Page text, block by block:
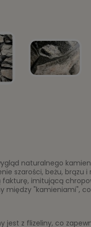
naturalnego
szarości, beżu,
imitującą
między "kamieniami",
jest z flizeliny, co